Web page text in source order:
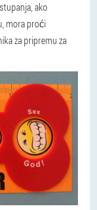
ako
mora proći
za pripremu za